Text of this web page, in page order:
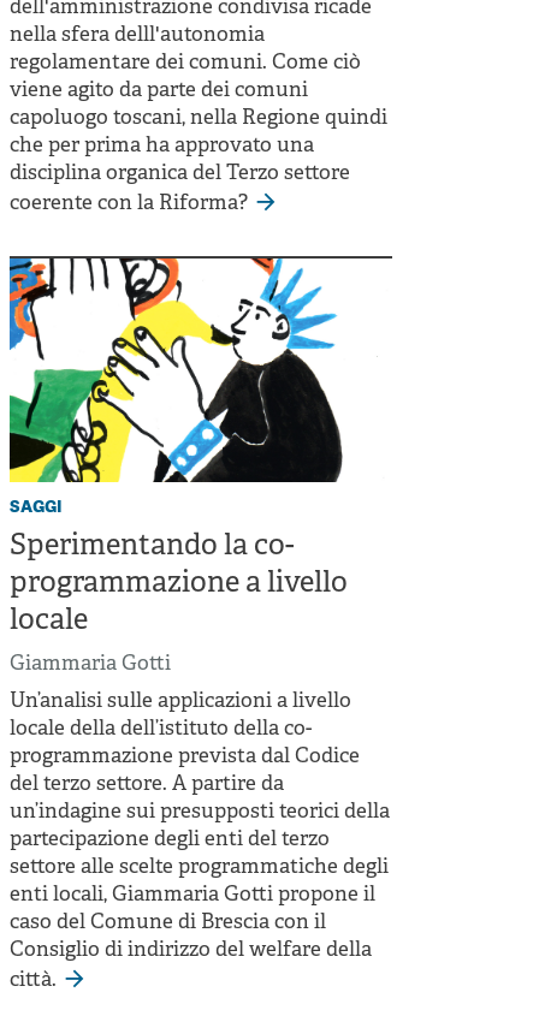
dell'amministrazione condivisa ricade
nella sfera delll'autonomia
regolamentare dei comuni. Come ciò
viene agito da parte dei comuni
capoluogo toscani, nella Regione quindi
che per prima ha approvato una
disciplina organica del Terzo settore
coerente con la Riforma?
saggi
Sperimentando la co-
programmazione a livello
locale
Giammaria Gotti
Un’analisi sulle applicazioni a livello
locale della dell’istituto della co-
programmazione prevista dal Codice
del terzo settore. A partire da
un’indagine sui presupposti teorici della
partecipazione degli enti del terzo
settore alle scelte programmatiche degli
enti locali, Giammaria Gotti propone il
caso del Comune di Brescia con il
Consiglio di indirizzo del welfare della
città.